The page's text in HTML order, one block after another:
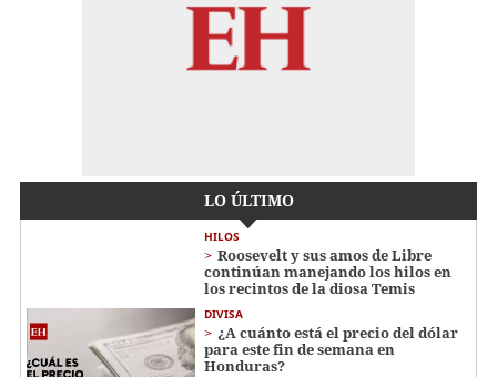
LO ÚLTIMO
HILOS
Roosevelt y sus amos de Libre
continúan manejando los hilos en
los recintos de la diosa Temis
DIVISA
¿A cuánto está el precio del dólar
para este fin de semana en
Honduras?